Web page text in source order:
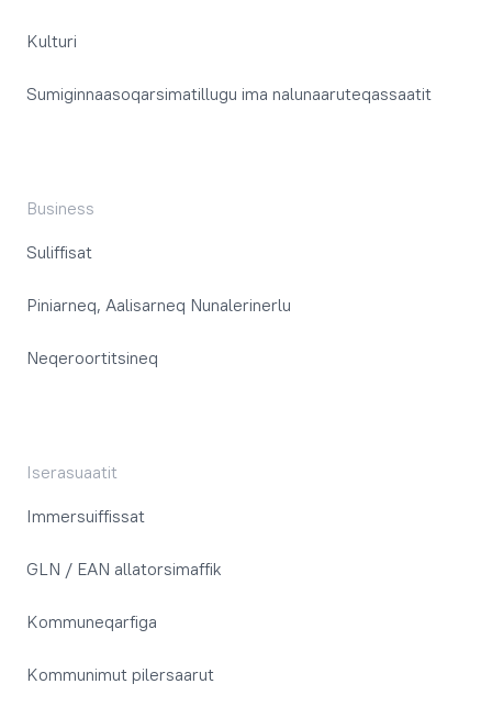
Kulturi
Sumiginnaasoqarsimatillugu ima nalunaaruteqassaatit
Business
Suliffisat
Piniarneq, Aalisarneq Nunalerinerlu
Neqeroortitsineq
Iserasuaatit
Immersuiffissat
GLN / EAN allatorsimaffik
Kommuneqarfiga
Kommunimut pilersaarut